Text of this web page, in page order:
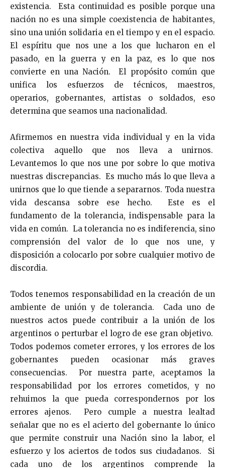
existencia. Esta continuidad es posible porque una
nación no es una simple coexistencia de habitantes,
sino una unión solidaria en el tiempo y en el espacio.
El espíritu que nos une a los que lucharon en el
pasado, en la guerra y en la paz, es lo que nos
convierte en una Nación. El propósito común que
unifica los esfuerzos de técnicos, maestros,
operarios, gobernantes, artistas o soldados, eso
determina que seamos una nacionalidad.
Afirmemos en nuestra vida individual y en la vida
colectiva aquello que nos lleva a unirnos.
Levantemos lo que nos une por sobre lo que motiva
nuestras discrepancias. Es mucho más lo que lleva a
unirnos que lo que tiende a separarnos. Toda nuestra
vida descansa sobre ese hecho. Este es el
fundamento de la tolerancia, indispensable para la
vida en común. La tolerancia no es indiferencia, sino
comprensión del valor de lo que nos une, y
disposición a colocarlo por sobre cualquier motivo de
discordia.
Todos tenemos responsabilidad en la creación de un
ambiente de unión y de tolerancia. Cada uno de
nuestros actos puede contribuir a la unión de los
argentinos o perturbar el logro de ese gran objetivo.
Todos podemos cometer errores, y los errores de los
gobernantes pueden ocasionar más graves
consecuencias. Por nuestra parte, aceptamos la
responsabilidad por los errores cometidos, y no
rehuimos la que pueda correspondernos por los
errores ajenos. Pero cumple a nuestra lealtad
señalar que no es el acierto del gobernante lo único
que permite construir una Nación sino la labor, el
esfuerzo y los aciertos de todos sus ciudadanos. Si
cada uno de los argentinos comprende la